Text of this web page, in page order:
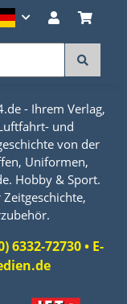
- Ihrem Verlag,
und
von der
Uniformen,
Hobby & Sport.
6332-72730 • E-